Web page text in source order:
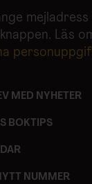
Läs
MED NYHETER
BOKTIPS
NUMMER